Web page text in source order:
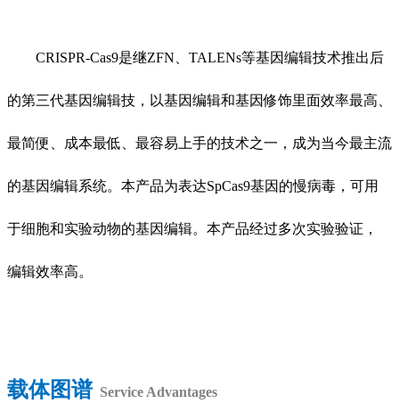
CRISPR-Cas9是继ZFN、TALENs等基因编辑技术推出后
的第三代基因编辑技，以基因编辑和基因修饰里面效率最高、
最简便、成本最低、最容易上手的技术之一，成为当今最主流
的基因编辑系统。本产品为表达SpCas9基因的慢病毒，可用
于细胞和实验动物的基因编辑。本产品经过多次实验验证，
编辑效率高。
载体图谱 Service Advantages